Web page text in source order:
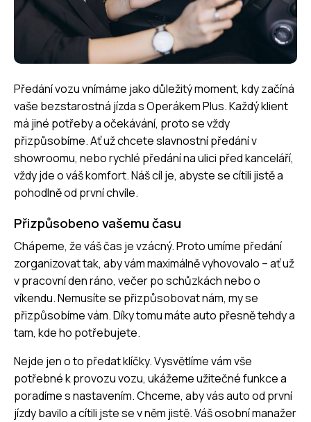
Předání vozu vnímáme jako důležitý moment, kdy začíná
vaše bezstarostná jízda s Operákem Plus. Každý klient
má jiné potřeby a očekávání, proto se vždy
přizpůsobíme. Ať už chcete slavnostní předání v
showroomu, nebo rychlé předání na ulici před kanceláří,
vždy jde o váš komfort. Náš cíl je, abyste se cítili jistě a
pohodlně od první chvíle.
Přizpůsobeno vašemu času
Chápeme, že váš čas je vzácný. Proto umíme předání
zorganizovat tak, aby vám maximálně vyhovovalo – ať už
v pracovní den ráno, večer po schůzkách nebo o
víkendu. Nemusíte se přizpůsobovat nám, my se
přizpůsobíme vám. Díky tomu máte auto přesně tehdy a
tam, kde ho potřebujete.
Nejde jen o to předat klíčky. Vysvětlíme vám vše
potřebné k provozu vozu, ukážeme užitečné funkce a
poradíme s nastavením. Chceme, aby vás auto od první
jízdy bavilo a cítili jste se v něm jistě. Váš osobní manažer